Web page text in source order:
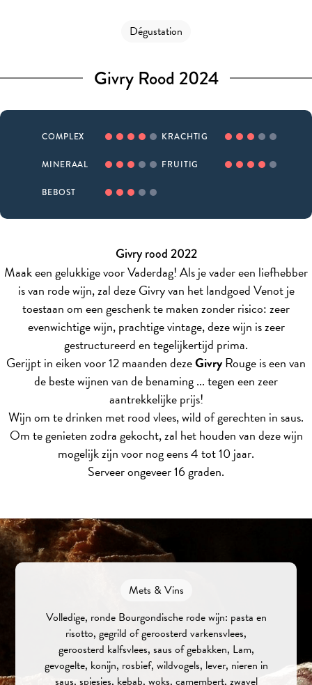
Dégustation
Givry Rood 2024
COMPLEX KRACHTIG
MINERAAL FRUITIG
BEBOST
Givry rood 2022
Maak een gelukkige voor Vaderdag! Als je vader een liefhebber
is van rode wijn, zal deze Givry van het landgoed Venot je
toestaan om een geschenk te maken zonder risico: zeer
evenwichtige wijn, prachtige vintage, deze wijn is zeer
gestructureerd en tegelijkertijd prima.
Gerijpt in eiken voor 12 maanden dezeGivryRouge is een van
de beste wijnen van de benaming ... tegen een zeer
aantrekkelijke prijs!
Wijn om te drinken met rood vlees, wild of gerechten in saus.
Om te genieten zodra gekocht, zal het houden van deze wijn
mogelijk zijn voor nog eens 4 tot 10 jaar.
Serveer ongeveer 16 graden.
Mets & Vins
Volledige, ronde Bourgondische rode wijn: pasta en
risotto, gegrild of geroosterd varkensvlees,
geroosterd kalfsvlees, saus of gebakken, Lam,
gevogelte, konijn, rosbief, wildvogels, lever, nieren in